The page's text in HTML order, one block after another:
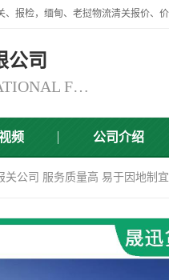
公司
YUNNAN SINCERITY INTERNATIONAL FREIGHT FOR WARDING CO.,LTD
频 公司介绍
关公司 服务质量高 易于因地制宜